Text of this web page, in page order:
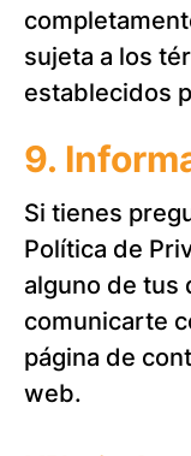
sujeta a los
establecidos
9.
Si tienes
Política de
alguno de tus
comunicarte
página de
web.